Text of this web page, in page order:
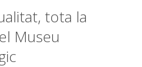
tota la
Museu